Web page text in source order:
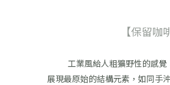
【保留咖
工業風給人粗獷野性的感
展現最原始的結構元素，如同手